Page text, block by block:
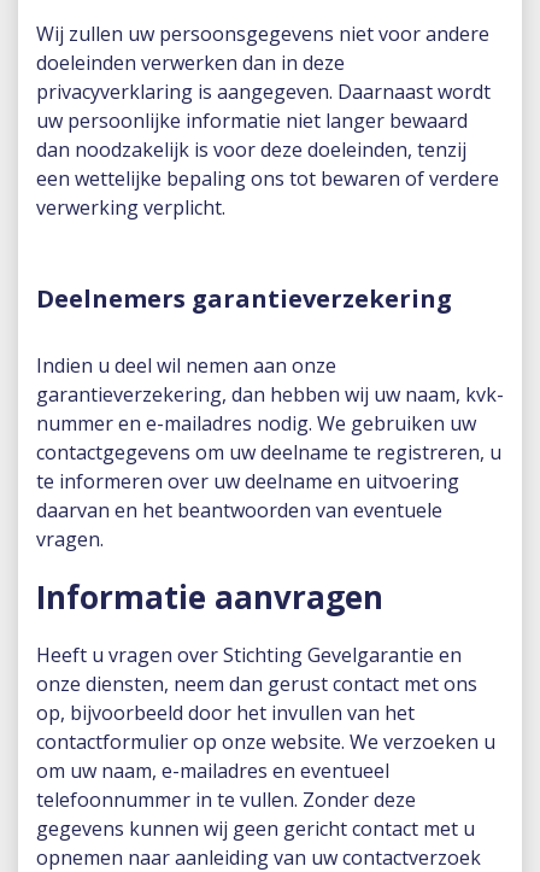
Wij zullen uw persoonsgegevens niet voor andere
doeleinden verwerken dan in deze
privacyverklaring is aangegeven. Daarnaast wordt
uw persoonlijke informatie niet langer bewaard
dan noodzakelijk is voor deze doeleinden, tenzij
een wettelijke bepaling ons tot bewaren of verdere
verwerking verplicht.
Deelnemers garantieverzekering
Indien u deel wil nemen aan onze
garantieverzekering, dan hebben wij uw naam, kvk-
nummer en e-mailadres nodig. We gebruiken uw
contactgegevens om uw deelname te registreren, u
te informeren over uw deelname en uitvoering
daarvan en het beantwoorden van eventuele
vragen.
Informatie aanvragen
Heeft u vragen over Stichting Gevelgarantie en
onze diensten, neem dan gerust contact met ons
op, bijvoorbeeld door het invullen van het
contactformulier op onze website. We verzoeken u
om uw naam, e-mailadres en eventueel
telefoonnummer in te vullen. Zonder deze
gegevens kunnen wij geen gericht contact met u
opnemen naar aanleiding van uw contactverzoek